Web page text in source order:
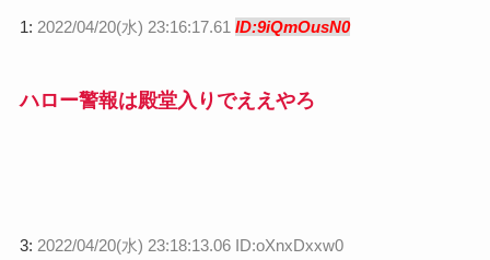
1: 2022/04/20(水) 23:16:17.61 ID:9iQmOusN0
ハロー警報は殿堂入りでええやろ
3: 2022/04/20(水) 23:18:13.06 ID:oXnxDxxw0